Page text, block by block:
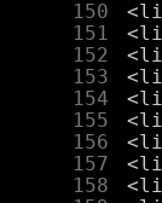
    150
    151
    152
    153
    154
    155
    156
    157
    158